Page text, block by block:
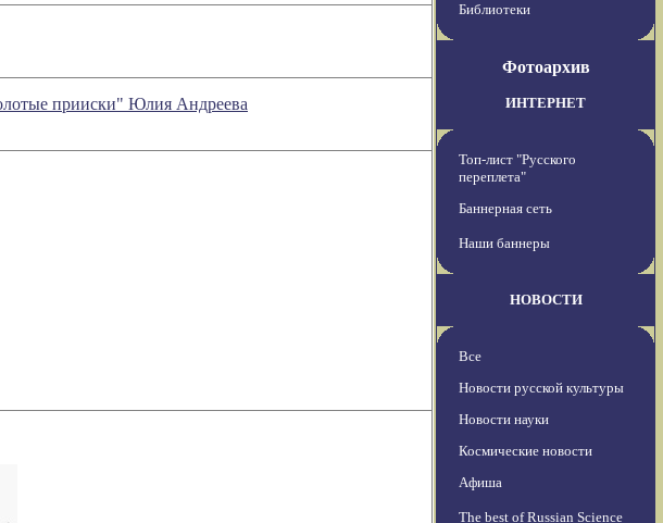
прииски" Юлия Андреева
Библиотеки
Фотоархив
ИНТЕРНЕТ
Топ-лист "Русского
переплета"
Баннерная сеть
Наши баннеры
НОВОСТИ
Все
Новости русской культуры
Новости науки
Космические новости
Афиша
The best of Russian Science